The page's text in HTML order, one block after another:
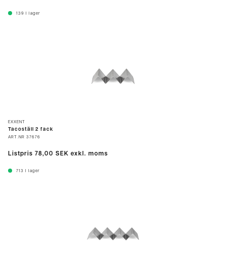
139 I lager
EXXENT
Tacoställ 2 fack
ART.NR 37676
Listpris 78,00 SEK exkl. moms
713 I lager